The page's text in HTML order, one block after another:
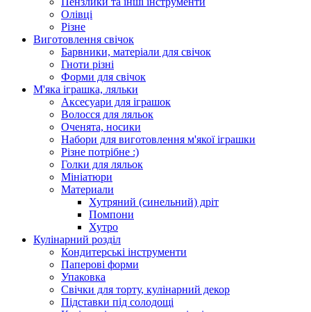
Олівці
Різне
Виготовлення свічок
Барвники, матеріали для свічок
Гноти різні
Форми для свічок
М'яка іграшка, ляльки
Аксесуари для іграшок
Волосся для ляльок
Оченята, носики
Набори для виготовлення м'якої іграшки
Різне потрібне :)
Голки для ляльок
Мініатюри
Материали
Хутряний (синельний) дріт
Помпони
Хутро
Кулінарний розділ
Кондитерські інструменти
Паперові форми
Упаковка
Свічки для торту, кулінарний декор
Підставки під солодощі